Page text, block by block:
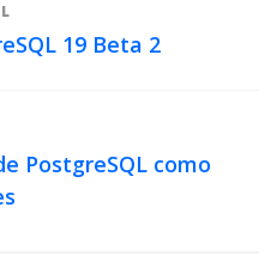
19 Beta 2
PostgreSQL como